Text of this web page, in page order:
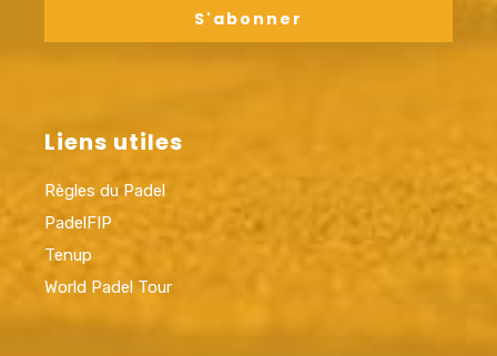
Liens utiles
Règles du Padel
PadelFIP
Tenup
World Padel Tour